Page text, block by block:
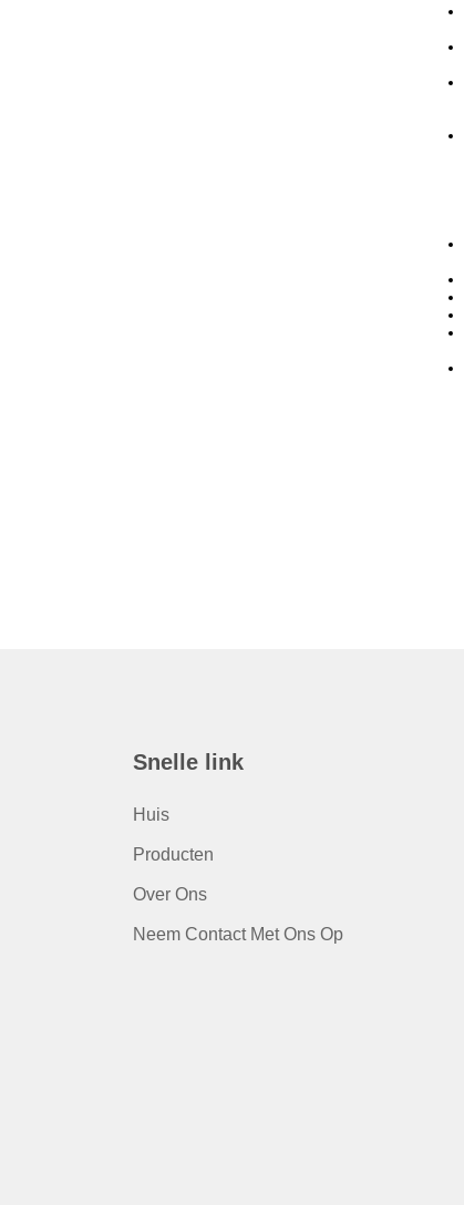
Snelle link
Huis
Producten
Over Ons
Neem Contact Met Ons Op